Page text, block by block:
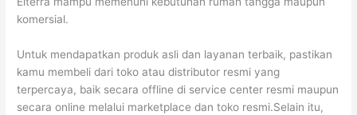
komersial.
Untuk mendapatkan produk asli dan layanan terbaik, pastikan
kamu membeli dari toko atau distributor resmi yang
terpercaya, baik secara offline di service center resmi maupun
secara online melalui marketplace dan toko resmi.Selain itu,